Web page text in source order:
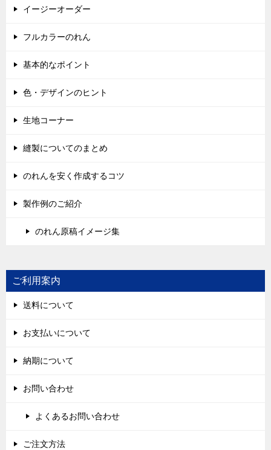
イージーオーダー
フルカラーのれん
基本的なポイント
色・デザインのヒント
生地コーナー
縫製についてのまとめ
のれんを安く作成するコツ
製作例のご紹介
のれん原稿イメージ集
ご利用案内
送料について
お支払いについて
納期について
お問い合わせ
よくあるお問い合わせ
ご注文方法